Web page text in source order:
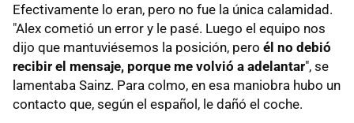
Efectivamente lo eran, pero no fue la única calamidad.
"Alex cometió un error y le pasé. Luego el equipo nos
dijo que mantuviésemos la posición, pero él no debió
recibir el mensaje, porque me volvió a adelantar", se
lamentaba Sainz. Para colmo, en esa maniobra hubo un
contacto que, según el español, le dañó el coche.